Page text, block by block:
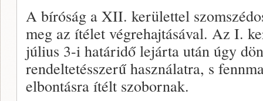
A bíróság a XII. kerülettel
meg az ítélet végrehajtásával. Az I.
július 3-i határidő lejárta után úgy
rendeltetésszerű használatra, s
elbontásra ítélt szobornak.